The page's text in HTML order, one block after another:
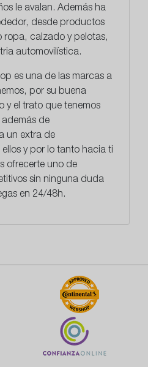
le avalan. Además ha
desde productos
ropa, calzado y pelotas,
automovilística.
es una de las marcas a
por su buena
y el trato que tenemos
de
un extra de
y por lo tanto hacia ti
ofrecerte uno de
sin ninguna duda
en 24/48h.